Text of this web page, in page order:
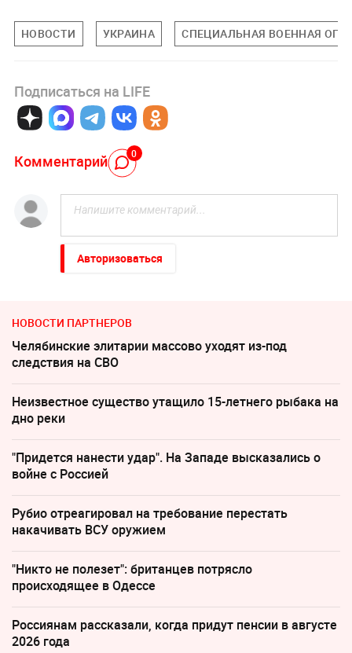
НОВОСТИ УКРАИНА СПЕЦИАЛЬНАЯ ВОЕННАЯ
Подписаться на LIFE
Комментарий 0
Авторизоваться
НОВОСТИ ПАРТНЕРОВ
Челябинские элитарии массово уходят из-под
следствия на СВО
Неизвестное существо утащило 15-летнего рыбака на
дно реки
"Придется нанести удар". На Западе высказались о
войне с Россией
Рубио отреагировал на требование перестать
накачивать ВСУ оружием
"Никто не полезет": британцев потрясло
происходящее в Одессе
Россиянам рассказали, когда придут пенсии в августе
2026 года